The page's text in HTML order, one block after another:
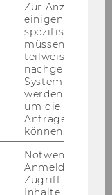
Zur Anzeige von
einigen WU-
spezifischen
müssen
teilweise von
nachgelagerten
System
werden.
um die Antwort
Anfrage
können.
Notwendig für
Anmeldung und
Zugriff auf
Inhalte oder zur